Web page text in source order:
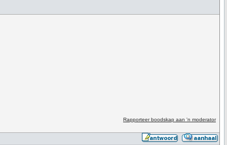
Rapporteer boodskap aan 'n moderator